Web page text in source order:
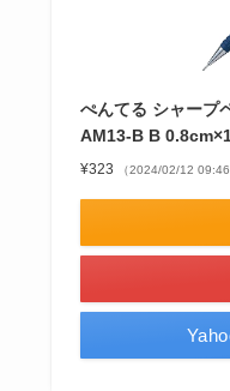
ぺんてる シャープ
AM13-B B
¥323 （2024/02/12